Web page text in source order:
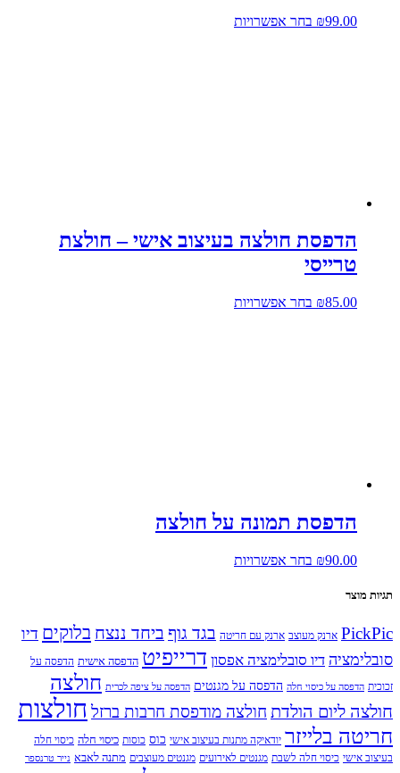
₪99.00 בחר אפשרויות
הדפסת חולצה בעיצוב אישי – חולצת
טרייסי
₪85.00 בחר אפשרויות
הדפסת תמונה על חולצה
₪90.00 בחר אפשרויות
ניתן
לבחור
את
האפשרויות
בעמוד
המוצר
תגיות מוצר
PickPic ארנק מעוצב ארנק עם חריטה בגד גוף ביחד ננצח בלוקים דיו
סובלימציה דיו סובלימציה אפסון דרייפיט הדפסה אישית הדפסה על
זכוכית הדפסה על כיסוי חלה הדפסה על מגנטים הדפסה על ציפה לכרית חולצה
חולצה ליום הולדת חולצה מודפסת חרבות ברזל חולצות
חריטה בלייזר יודאיקה מתנות בעיצוב אישי כוס כוסות כיסוי חלה כיסוי חלה
בעיצוב אישי כיסוי חלה לשבת מגנטים לאירועים מגנטים מעוצבים מתנה לאבא נייר טרנספר